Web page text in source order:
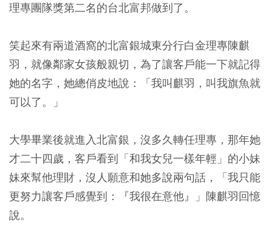
理專團隊獎第二名的台北富邦做到了。
笑起來有兩道酒窩的北富銀城東分行白金理專陳麒
羽，就像鄰家女孩般親切，為了讓客戶能一下就記得
她的名字，她總俏皮地說：「我叫麒羽，叫我旗魚就
可以了。」
大學畢業後就進入北富銀，沒多久轉任理專，那年她
才二十四歲，客戶看到「和我女兒一樣年輕」的小妹
妹來幫他理財，沒人願意和她多說兩句話，「我只能
更努力讓客戶感覺到：『我很在意他』」陳麒羽回憶
說。